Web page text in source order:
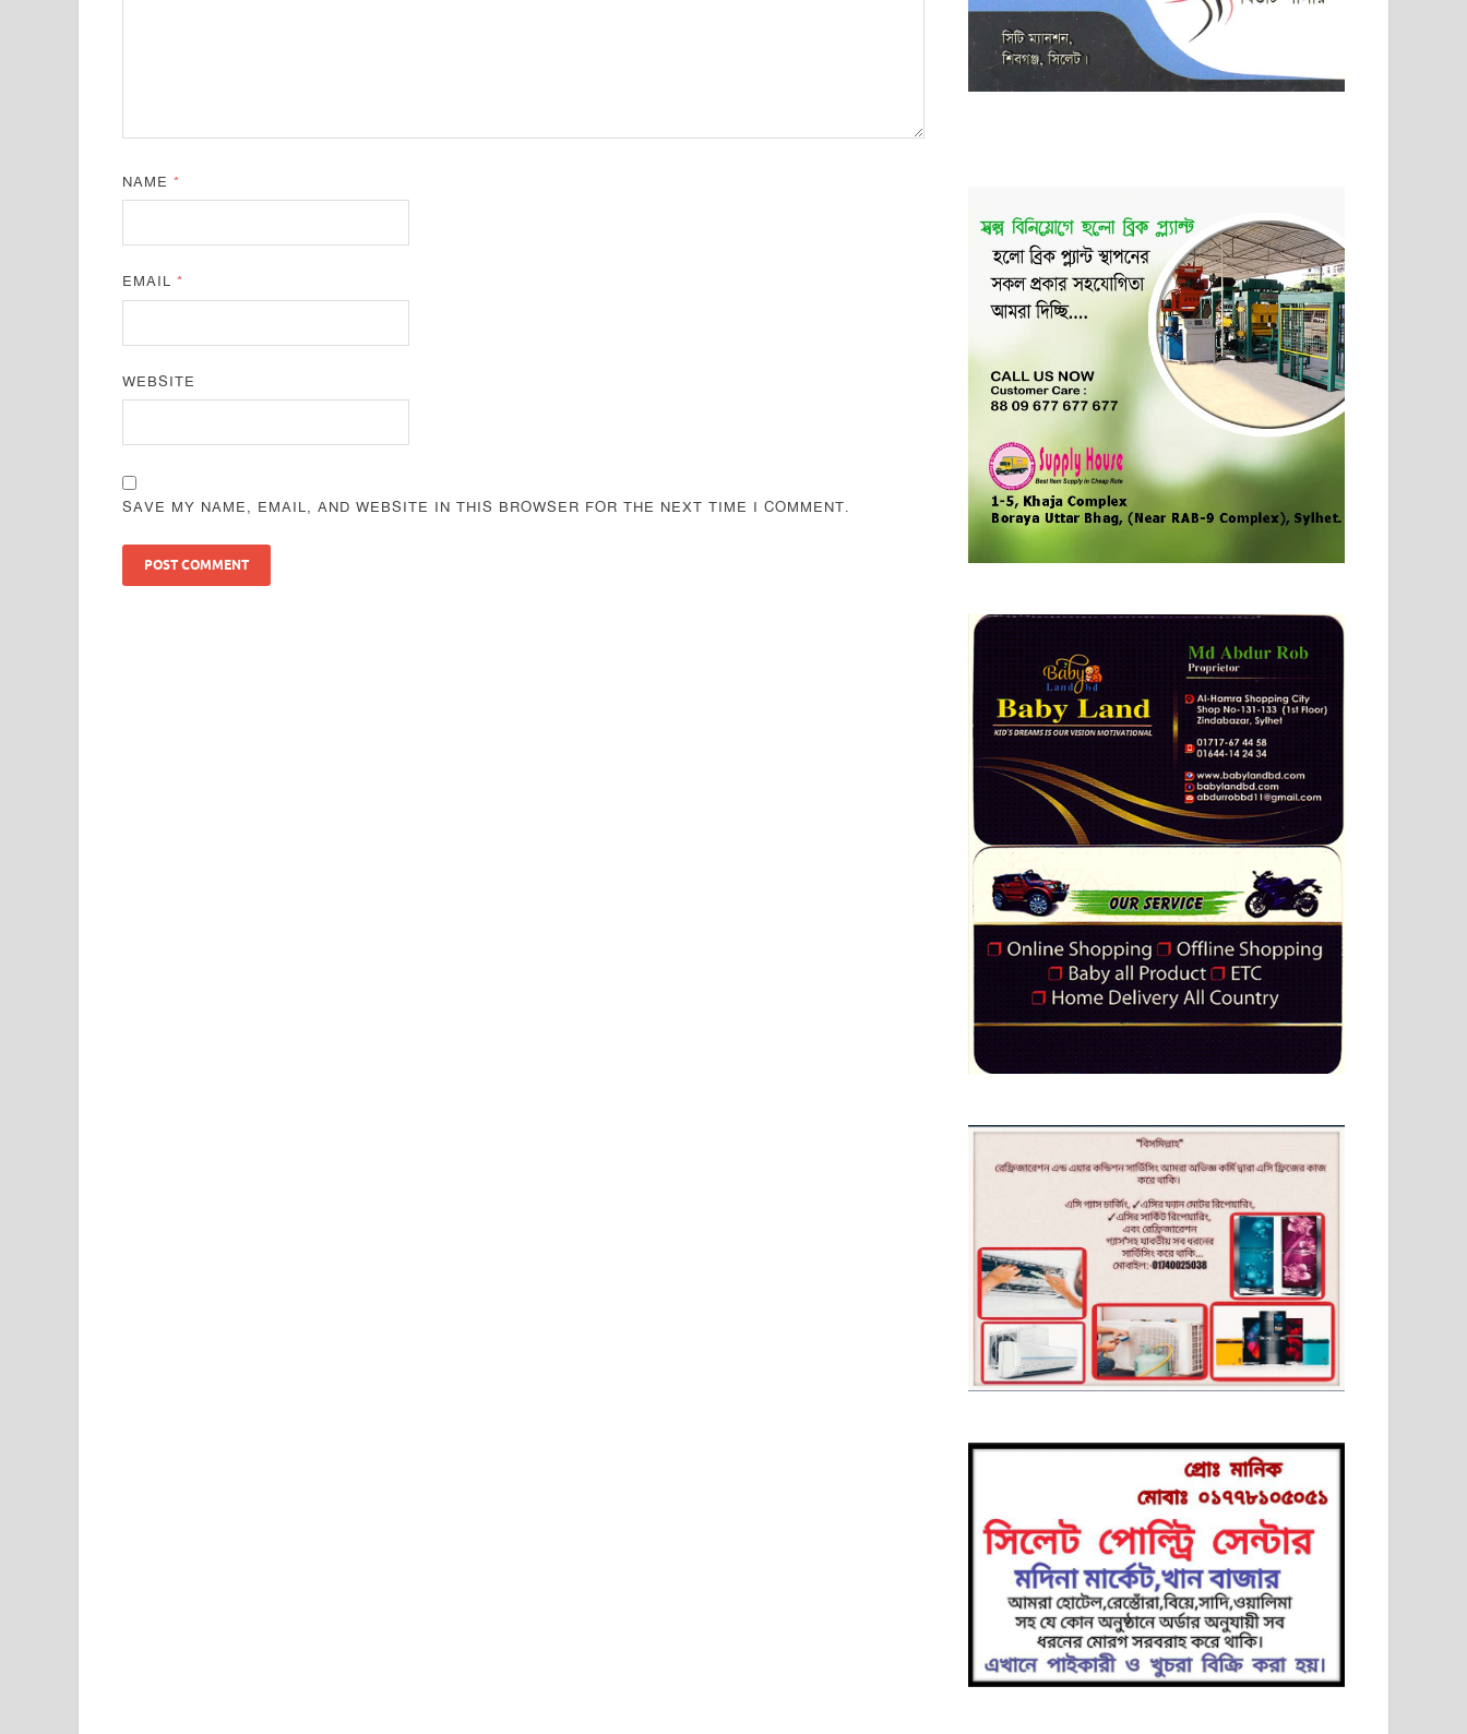
NAME*
EMAIL*
WEBSITE
SAVE MY NAME, EMAIL, AND WEBSITE IN THIS BROWSER FOR THE NEXT TIME I COMMENT.